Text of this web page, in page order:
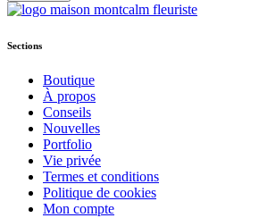
Sections
Boutique
À propos
Conseils
Nouvelles
Portfolio
Vie privée
Termes et conditions
Politique de cookies
Mon compte